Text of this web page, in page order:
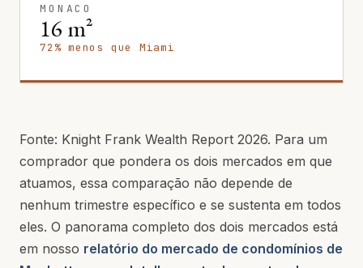
MONACO
16 m²
72% menos que Miami
Fonte: Knight Frank Wealth Report 2026. Para um
comprador que pondera os dois mercados em que
atuamos, essa comparação não depende de
nenhum trimestre específico e se sustenta em todos
eles. O panorama completo dos dois mercados está
em nosso relatório do mercado de condomínios de